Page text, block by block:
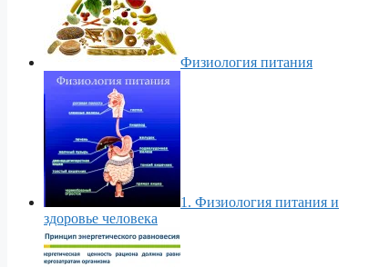
Физиология питания
1. Физиология питания и
здоровье человека